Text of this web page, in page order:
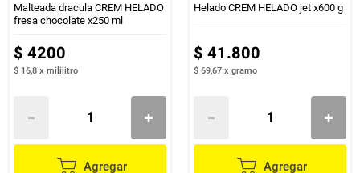
Malteada dracula CREM HELADO
fresa chocolate x250 ml
$ 4200
$ 16,8 x mililitro
Agregar
Helado CREM HELADO jet x600 g
$ 41.800
$ 69,67 x gramo
Agregar